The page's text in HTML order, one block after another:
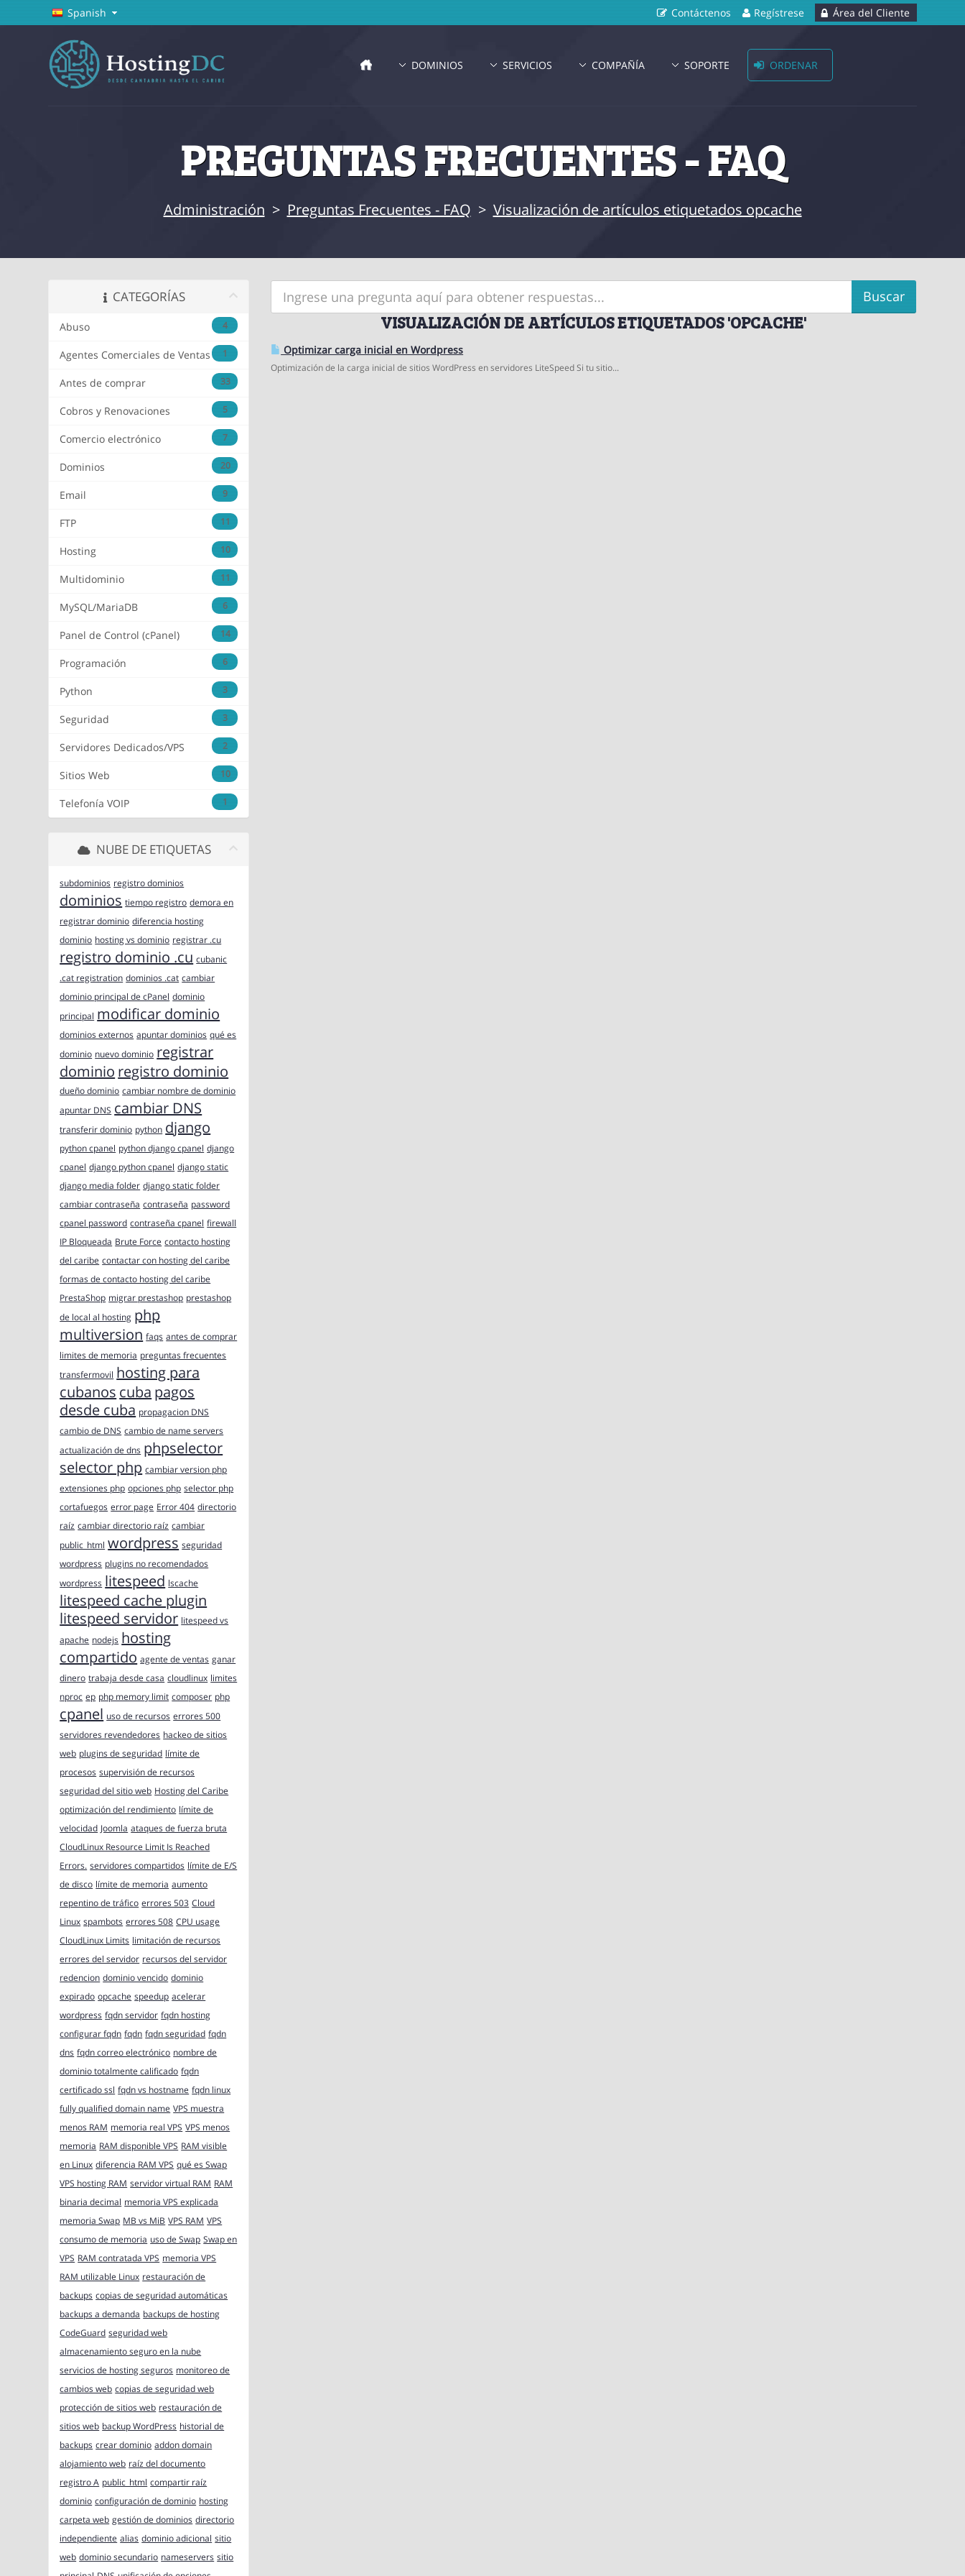
Spanish Contáctenos Regístrese Área del Cliente
DOMINIOS SERVICIOS COMPAÑÍA SOPORTE ORDENAR
PREGUNTAS FRECUENTES - FAQ
Administración > Preguntas Frecuentes - FAQ > Visualización de artículos etiquetados opcache
CATEGORÍAS
4
Abuso
1
Agentes Comerciales de Ventas
33
Antes de comprar
5
Cobros y Renovaciones
7
Comercio electrónico
20
Dominios
9
Email
11
FTP
10
Hosting
11
Multidominio
6
MySQL/MariaDB
14
Panel de Control (cPanel)
6
Programación
3
Python
3
Seguridad
2
Servidores Dedicados/VPS
10
Sitios Web
1
Telefonía VOIP
VISUALIZACIÓN DE ARTÍCULOS ETIQUETADOS 'OPCACHE'
Optimizar carga inicial en Wordpress
Optimización de la carga inicial de sitios WordPress en servidores LiteSpeed Si tu sitio...
NUBE DE ETIQUETAS
subdominios registro dominios
dominios tiempo registro demora en
registrar dominio diferencia hosting
dominio hosting vs dominio registrar .cu
registro dominio .cu cubanic
.cat registration dominios .cat cambiar
dominio principal de cPanel dominio
principal modificar dominio
dominios externos apuntar dominios qué es
dominio nuevo dominio registrar
dominio registro dominio
dueño dominio cambiar nombre de dominio
apuntar DNS cambiar DNS
transferir dominio python django
python cpanel python django cpanel django
cpanel django python cpanel django static
django media folder django static folder
cambiar contraseña contraseña password
cpanel password contraseña cpanel firewall
IP Bloqueada Brute Force contacto hosting
del caribe contactar con hosting del caribe
formas de contacto hosting del caribe
PrestaShop migrar prestashop prestashop
de local al hosting php
multiversion faqs antes de comprar
limites de memoria preguntas frecuentes
transfermovil hosting para
cubanos cuba pagos
desde cuba propagacion DNS
cambio de DNS cambio de name servers
actualización de dns phpselector
selector php cambiar version php
extensiones php opciones php selector php
cortafuegos error page Error 404 directorio
raíz cambiar directorio raíz cambiar
public_html wordpress seguridad
wordpress plugins no recomendados
wordpress litespeed lscache
litespeed cache plugin
litespeed servidor litespeed vs
apache nodejs hosting
compartido agente de ventas ganar
dinero trabaja desde casa cloudlinux limites
nproc ep php memory limit composer php
cpanel uso de recursos errores 500
servidores revendedores hackeo de sitios
web plugins de seguridad límite de
procesos supervisión de recursos
seguridad del sitio web Hosting del Caribe
optimización del rendimiento límite de
velocidad Joomla ataques de fuerza bruta
CloudLinux Resource Limit Is Reached
Errors. servidores compartidos límite de E/S
de disco límite de memoria aumento
repentino de tráfico errores 503 Cloud
Linux spambots errores 508 CPU usage
CloudLinux Limits limitación de recursos
errores del servidor recursos del servidor
redencion dominio vencido dominio
expirado opcache speedup acelerar
wordpress fqdn servidor fqdn hosting
configurar fqdn fqdn fqdn seguridad fqdn
dns fqdn correo electrónico nombre de
dominio totalmente calificado fqdn
certificado ssl fqdn vs hostname fqdn linux
fully qualified domain name VPS muestra
menos RAM memoria real VPS VPS menos
memoria RAM disponible VPS RAM visible
en Linux diferencia RAM VPS qué es Swap
VPS hosting RAM servidor virtual RAM RAM
binaria decimal memoria VPS explicada
memoria Swap MB vs MiB VPS RAM VPS
consumo de memoria uso de Swap Swap en
VPS RAM contratada VPS memoria VPS
RAM utilizable Linux restauración de
backups copias de seguridad automáticas
backups a demanda backups de hosting
CodeGuard seguridad web
almacenamiento seguro en la nube
servicios de hosting seguros monitoreo de
cambios web copias de seguridad web
protección de sitios web restauración de
sitios web backup WordPress historial de
backups crear dominio addon domain
alojamiento web raíz del documento
registro A public_html compartir raíz
dominio configuración de dominio hosting
carpeta web gestión de dominios directorio
independiente alias dominio adicional sitio
web dominio secundario nameservers sitio